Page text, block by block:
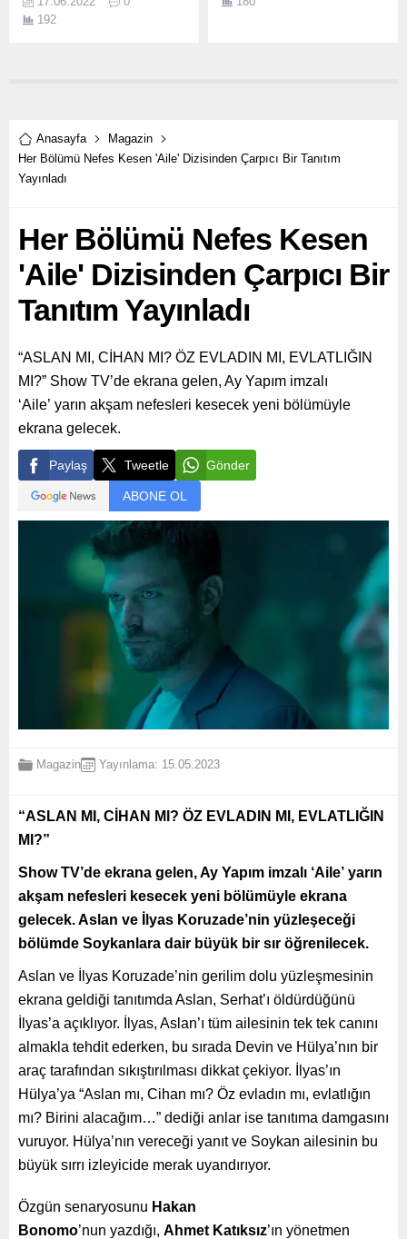
birliğiyle Yenişehir
Belediyesi CNR EXPO Fuar
192
Anasayfa
Magazin
Her Bölümü Nefes Kesen 'Aile' Dizisinden Çarpıcı Bir Tanıtım
Yayınladı
Her Bölümü Nefes Kesen
'Aile' Dizisinden Çarpıcı Bir
Tanıtım Yayınladı
“ASLAN MI, CİHAN MI? ÖZ EVLADIN MI, EVLATLIĞIN
MI?” Show TV’de ekrana gelen, Ay Yapım imzalı
‘Aile’ yarın akşam nefesleri kesecek yeni bölümüyle
ekrana gelecek.
Paylaş Tweetle Gönder
ABONE OL
Magazin Yayınlama: 15.05.2023
“ASLAN MI, CİHAN MI? ÖZ EVLADIN MI, EVLATLIĞIN
MI?”
Show TV’de ekrana gelen, Ay Yapım imzalı ‘Aile’ yarın
akşam nefesleri kesecek yeni bölümüyle ekrana
gelecek. Aslan ve İlyas Koruzade’nin yüzleşeceği
bölümde Soykanlara dair büyük bir sır öğrenilecek.
Aslan ve İlyas Koruzade’nin gerilim dolu yüzleşmesinin
ekrana geldiği tanıtımda Aslan, Serhat’ı öldürdüğünü
İlyas’a açıklıyor. İlyas, Aslan’ı tüm ailesinin tek tek canını
almakla tehdit ederken, bu sırada Devin ve Hülya’nın bir
araç tarafından sıkıştırılması dikkat çekiyor. İlyas’ın
Hülya’ya “Aslan mı, Cihan mı? Öz evladın mı, evlatlığın
mı? Birini alacağım…” dediği anlar ise tanıtıma damgasını
vuruyor. Hülya’nın vereceği yanıt ve Soykan ailesinin bu
büyük sırrı izleyicide merak uyandırıyor.
Özgün senaryosunu Hakan
Bonomo’nun yazdığı, Ahmet Katıksız’ın yönetmen